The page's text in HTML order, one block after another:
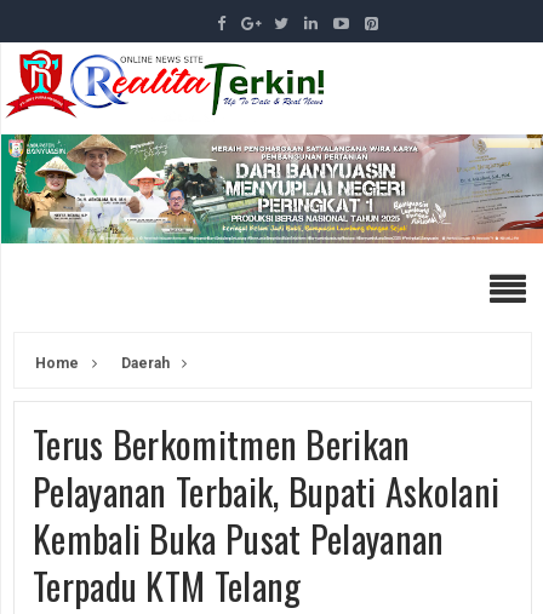
Home Daerah
Terus Berkomitmen Berikan
Pelayanan Terbaik, Bupati Askolani
Kembali Buka Pusat Pelayanan
Terpadu KTM Telang